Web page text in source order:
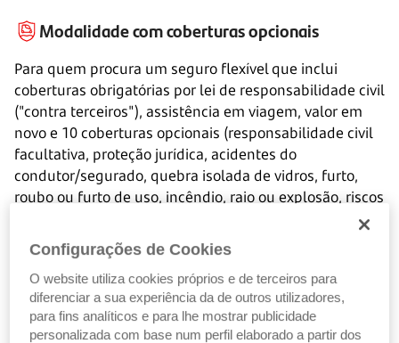
Modalidade com coberturas opcionais
Para quem procura um seguro flexível que inclui
coberturas obrigatórias por lei de responsabilidade civil
("contra terceiros"), assistência em viagem, valor em
novo e 10 coberturas opcionais (responsabilidade civil
facultativa, proteção jurídica, acidentes do
condutor/segurado, quebra isolada de vidros, furto,
roubo ou furto de uso, incêndio, raio ou explosão, riscos
catastróficos, choque, colisão ou capotamento, atos
maliciosos e veículo de substituição).
Saber mais
Configurações de Cookies
O website utiliza cookies próprios e de terceiros para
diferenciar a sua experiência da de outros utilizadores,
para fins analíticos e para lhe mostrar publicidade
personalizada com base num perfil elaborado a partir dos